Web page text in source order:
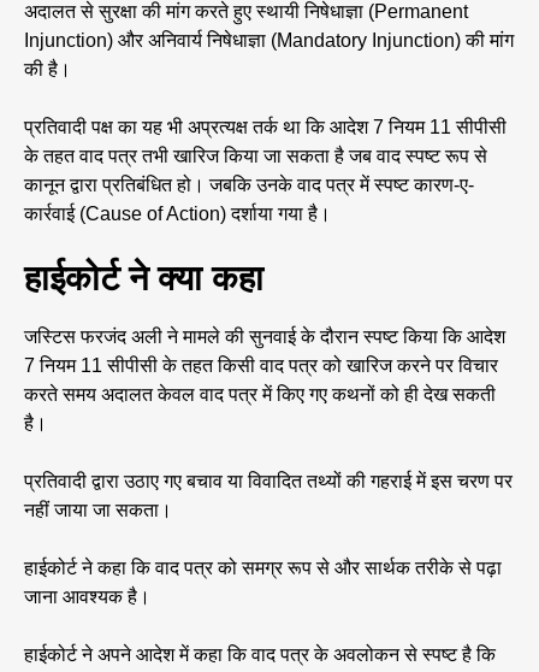
अदालत से सुरक्षा की मांग करते हुए स्थायी निषेधाज्ञा (Permanent
Injunction) और अनिवार्य निषेधाज्ञा (Mandatory Injunction) की मांग
की है।
प्रतिवादी पक्ष का यह भी अप्रत्यक्ष तर्क था कि आदेश 7 नियम 11 सीपीसी
के तहत वाद पत्र तभी खारिज किया जा सकता है जब वाद स्पष्ट रूप से
कानून द्वारा प्रतिबंधित हो। जबकि उनके वाद पत्र में स्पष्ट कारण-ए-
कार्रवाई (Cause of Action) दर्शाया गया है।
हाईकोर्ट ने क्या कहा
जस्टिस फरजंद अली ने मामले की सुनवाई के दौरान स्पष्ट किया कि आदेश
7 नियम 11 सीपीसी के तहत किसी वाद पत्र को खारिज करने पर विचार
करते समय अदालत केवल वाद पत्र में किए गए कथनों को ही देख सकती
है।
प्रतिवादी द्वारा उठाए गए बचाव या विवादित तथ्यों की गहराई में इस चरण पर
नहीं जाया जा सकता।
हाईकोर्ट ने कहा कि वाद पत्र को समग्र रूप से और सार्थक तरीके से पढ़ा
जाना आवश्यक है।
हाईकोर्ट ने अपने आदेश में कहा कि वाद पत्र के अवलोकन से स्पष्ट है कि